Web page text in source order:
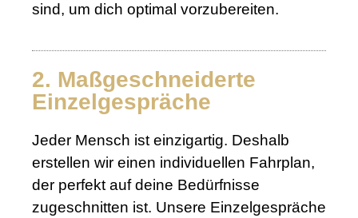
sind, um dich optimal vorzubereiten.
2. Maßgeschneiderte
Einzelgespräche
Jeder Mensch ist einzigartig. Deshalb
erstellen wir einen individuellen Fahrplan,
der perfekt auf deine Bedürfnisse
zugeschnitten ist. Unsere Einzelgespräche